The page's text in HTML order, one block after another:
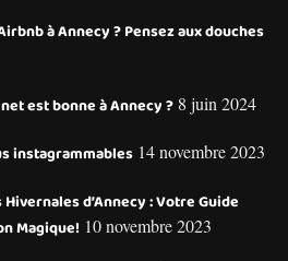
à Annecy ? Pensez aux douches
est bonne à Annecy ? 8 juin 2024
instagrammables 14 novembre 2023
d’Annecy : Votre Guide
Magique! 10 novembre 2023